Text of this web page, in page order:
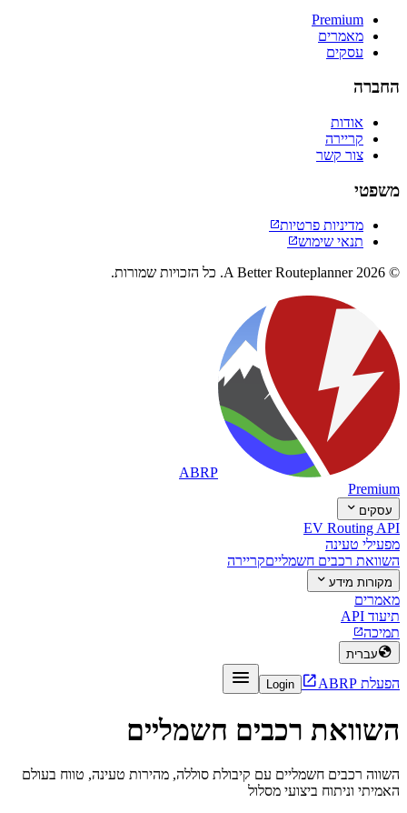
Premium
מאמרים
עסקים
החברה
אודות
קריירה
צור קשר
משפטי
מדיניות פרטיות
תנאי שימוש
© 2026 A Better Routeplanner. כל הזכויות שמורות.
ABRP
Premium
עסקים 
EV Routing API
מפעילי טעינה
השוואת רכבים חשמלייםקריירה
מקורות מידע 
מאמרים
תיעוד API
תמיכה
עברית
הפעלת ABRP 
Login

השוואת רכבים חשמליים
השווה רכבים חשמליים עם קיבולת סוללה, מהירות טעינה, טווח בעולם
האמיתי וניתוח ביצועי מסלול